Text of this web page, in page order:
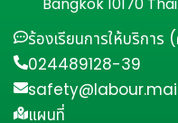
ร้องเรียนการให้บริการ
024489128-39
แผนที่